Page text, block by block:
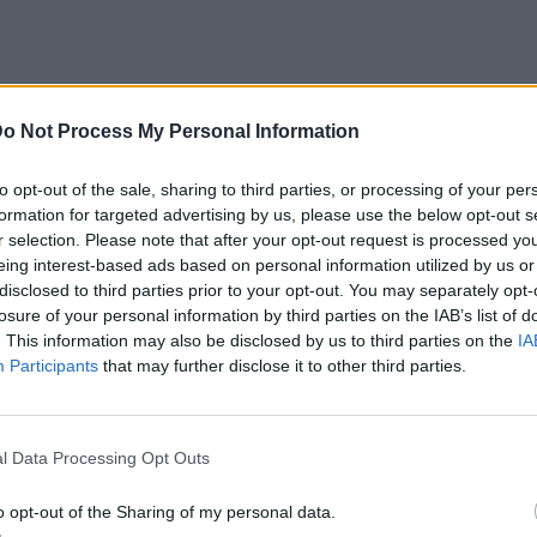
Not Process My Personal Information
opt-out of the sale, sharing to third parties, or processing of your
for targeted advertising by us, please use the below opt-out
selection. Please note that after your opt-out request is processed
interest-based ads based on personal information utilized by us
to third parties prior to your opt-out. You may separately
of your personal information by third parties on the IAB’s list of
This information may also be disclosed by us to third parties on the
Participants that may further disclose it to other third parties.
Data Processing Opt Outs
opt-out of the Sharing of my personal data.
ήδη ένας αναγνωρισμένος ηθοποιός35
του με την επίσης γνωστήMary-Louise
το πρώτο του παιδί — η Πάρκερ
εγκυμοσύνης της.
Κλερ Ντέινς ήταν σε σχέση με τον